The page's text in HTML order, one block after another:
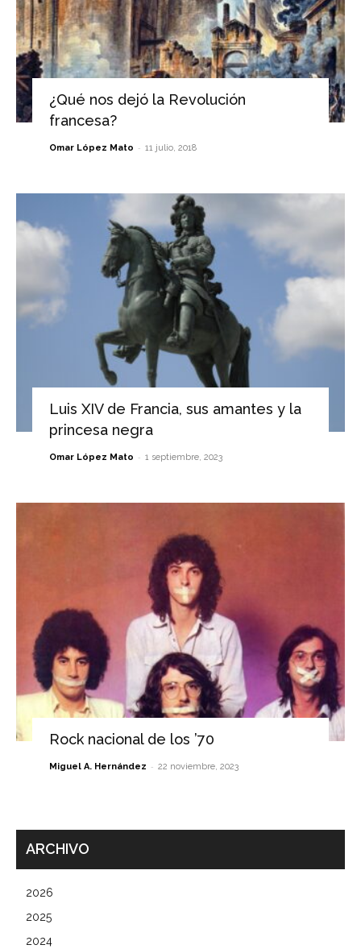
¿Qué nos dejó la Revolución
francesa?
Omar López Mato - 11 julio, 2018
Luis XIV de Francia, sus amantes y la
princesa negra
Omar López Mato - 1 septiembre, 2023
Rock nacional de los ’70
Miguel A. Hernández - 22 noviembre, 2023
ARCHIVO
2026
2025
2024